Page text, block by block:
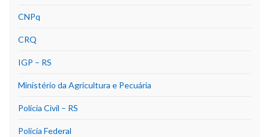
CNPq
CRQ
IGP – RS
Ministério da Agricultura e Pecuária
Polícia Civil – RS
Polícia Federal